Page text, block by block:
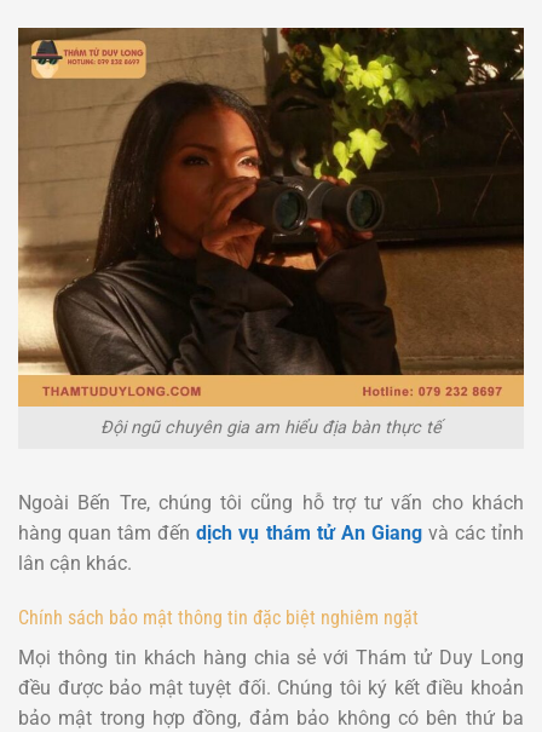
Đội ngũ chuyên gia am hiểu địa bàn thực tế
Ngoài Bến Tre, chúng tôi cũng hỗ trợ tư vấn cho khách
hàng quan tâm đếndịch vụ thám tử An Giangvà các tỉnh
lân cận khác.
Chính sách bảo mật thông tin đặc biệt nghiêm ngặt
Mọi thông tin khách hàng chia sẻ với Thám tử Duy Long
đều được bảo mật tuyệt đối. Chúng tôi ký kết điều khoản
bảo mật trong hợp đồng, đảm bảo không có bên thứ ba